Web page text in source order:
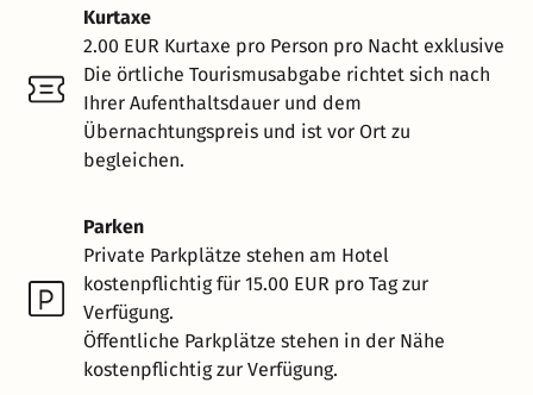
Kurtaxe
2.00 EUR Kurtaxe pro Person pro Nacht exklusive
Die örtliche Tourismusabgabe richtet sich nach
Ihrer Aufenthaltsdauer und dem
Übernachtungspreis und ist vor Ort zu
begleichen.
Parken
Private Parkplätze stehen am Hotel
kostenpflichtig für 15.00 EUR pro Tag zur
Verfügung.
Öffentliche Parkplätze stehen in der Nähe
kostenpflichtig zur Verfügung.